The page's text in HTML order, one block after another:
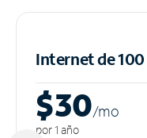
Internet de
$30/mo
por 1 año